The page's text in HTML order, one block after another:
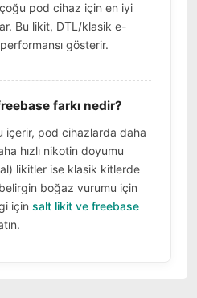
pod cihaz için en iyi
Bu likit, DTL/klasik e-
gösterir.
farkı nedir?
içerir, pod cihazlarda daha
hızlı nikotin doyumu
likitler ise klasik kitlerde
boğaz vurumu için
için salt likit ve freebase